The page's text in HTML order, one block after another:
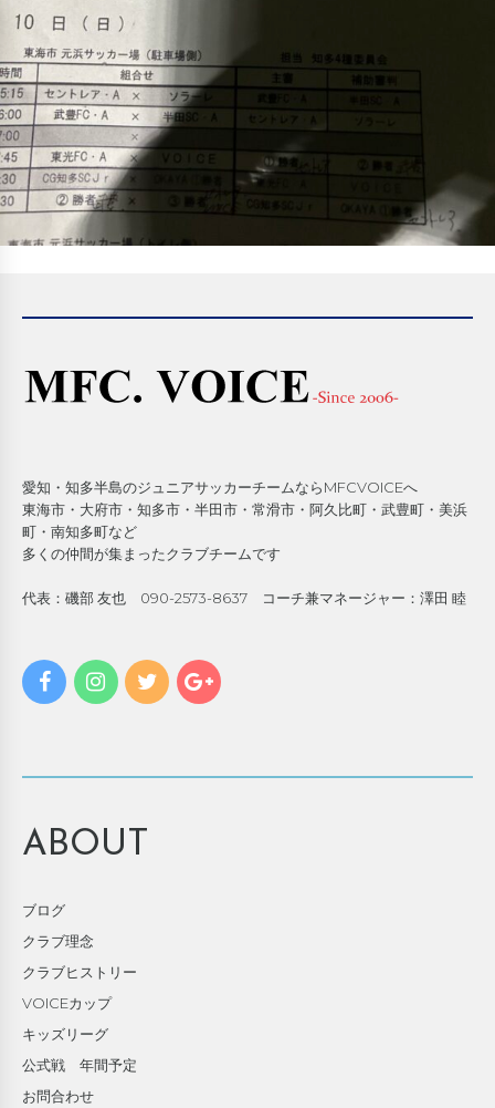
愛知・知多半島のジュニアサッカーチームならMFCVOICEへ
東海市・大府市・知多市・半田市・常滑市・阿久比町・武豊町・美浜
町・南知多町など
多くの仲間が集まったクラブチームです
代表：磯部 友也 090-2573-8637 コーチ兼マネージャー：澤田 睦
ABOUT
ブログ
クラブ理念
クラブヒストリー
VOICEカップ
キッズリーグ
公式戦 年間予定
お問合わせ